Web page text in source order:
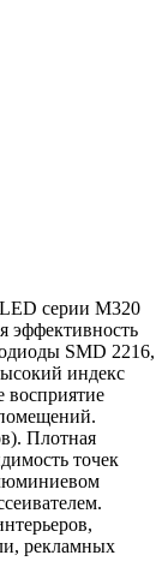
серии M320
SMD 2216,
индекс
восприятие
Плотная
точек
рекламных